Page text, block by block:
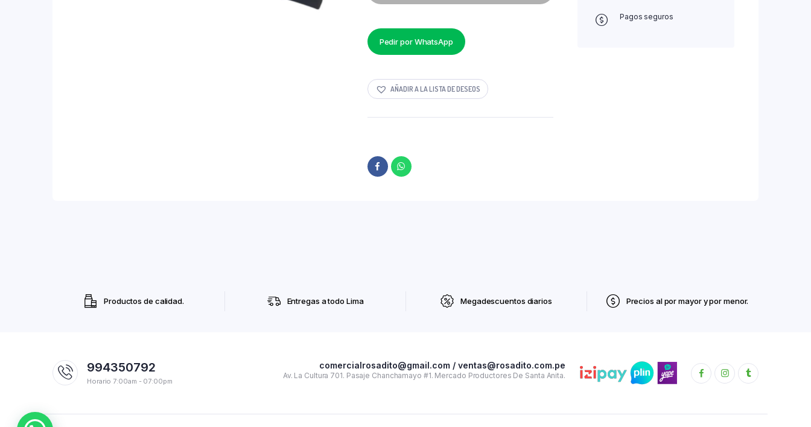
CM
Pedir por WhatsApp
AÑADIR A LA LISTA DE DESEOS
Pagos seguros
Productos de calidad. Entregas a todo Lima Megadescuentos diarios Precios al por mayor y por menor.
994350792
Horario 7:00am - 07:00pm
comercialrosadito@gmail.com / ventas@rosadito.com.pe
Av. La Cultura 701. Pasaje Chanchamayo #1. Mercado Productores De Santa Anita.